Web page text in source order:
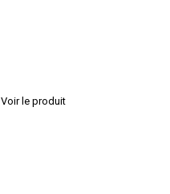
Voir le produit